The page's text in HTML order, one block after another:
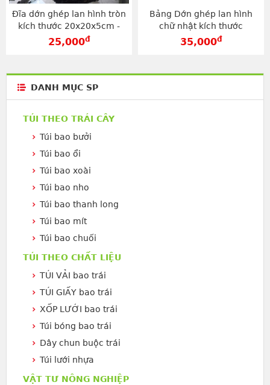
Đĩa dớn ghép lan hình tròn
kích thước 20x20x5cm -
GT21
25,000đ
Bảng Dớn ghép lan hình
chữ nhật kích thước
60x20x4 - GT20
35,000đ
DANH MỤC SP
TÚI THEO TRÁI CÂY
Túi bao bưởi
Túi bao ổi
Túi bao xoài
Túi bao nho
Túi bao thanh long
Túi bao mít
Túi bao chuối
TÚI THEO CHẤT LIỆU
TÚI VẢI bao trái
TÚI GIẤY bao trái
XỐP LƯỚI bao trái
Túi bóng bao trái
Dây chun buộc trái
Túi lưới nhựa
VẬT TƯ NÔNG NGHIỆP